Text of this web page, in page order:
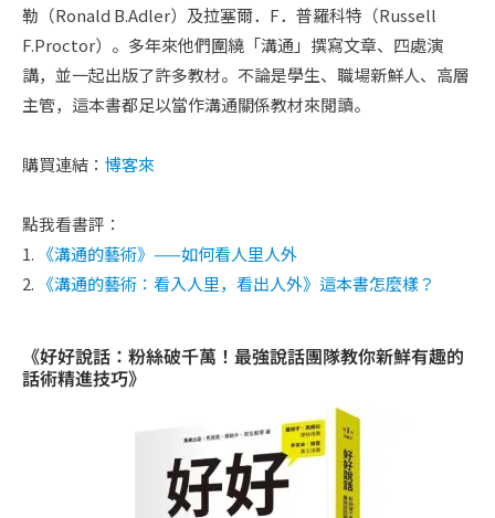
勒（Ronald B.Adler）及拉塞爾．F．普羅科特（Russell
F.Proctor）。多年來他們圍繞「溝通」撰寫文章、四處演
講，並一起出版了許多教材。不論是學生、職場新鮮人、高層
主管，這本書都足以當作溝通關係教材來閱讀。
購買連結： 博客來
點我看書評：
1. 《溝通的藝術》——如何看人里人外
2. 《溝通的藝術：看入人里，看出人外》這本書怎麼樣？
《好好說話：粉絲破千萬！最強說話團隊教你新鮮有趣的
話術精進技巧》